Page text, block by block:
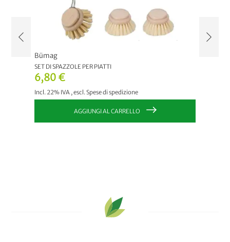
6,80 €
Incl. 22% IVA ,escl.Spese di spedizione
Bümag
SET DI SPAZZOLE PER PIATTI
AGGIUNGI AL CARRELLO